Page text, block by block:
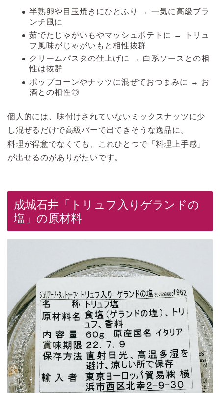
半熟卵や目玉焼きにひとふり → 一気に高級ブラ
ンチ風に
茹でたじゃがいもやマッシュポテトに → トリュ
フ風味がじゃがいもと相性抜群
クリームパスタの仕上げに → 白系ソースとの相
性は抜群
ポップコーンやナッツに混ぜておつまみに → お
酒との相性◎
個人的には、味付けされていないミックスナッツに少
し混ぜるだけで高級バーで出てきそうな逸品に。
料理が得意でなくても、これひとつで「料理上手感」
が出せるのがありがたいです。
成城石井「トリュフ入りゲランドの
塩」の原材料